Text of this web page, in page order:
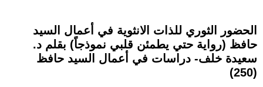
الحضور الثوري للذات الانثوية في أعمال السيد
حافظ (رواية حتي يطمئن قلبي نموذجاً) بقلم د.
سعيدة خلف- دراسات في أعمال السيد حافظ
(250)